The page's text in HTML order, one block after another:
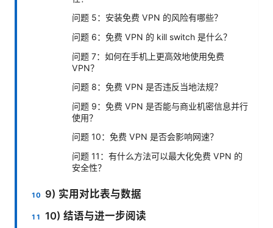
问题 5：安装免费 VPN 的风险有哪些？
问题 6：免费 VPN 的 kill switch 是什么？
问题 7：如何在手机上更高效地使用免费
VPN？
问题 8：免费 VPN 是否违反当地法规？
问题 9：免费 VPN 是否能与商业机密信息并行
使用？
问题 10：免费 VPN 是否会影响网速？
问题 11：有什么方法可以最大化免费 VPN 的
安全性？
9) 实用对比表与数据
10) 结语与进一步阅读